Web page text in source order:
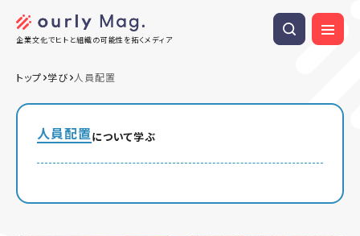
企業文化でヒトと組織の可能性を拓くメディア
トップ 学び 人員配置
人員配置について学ぶ